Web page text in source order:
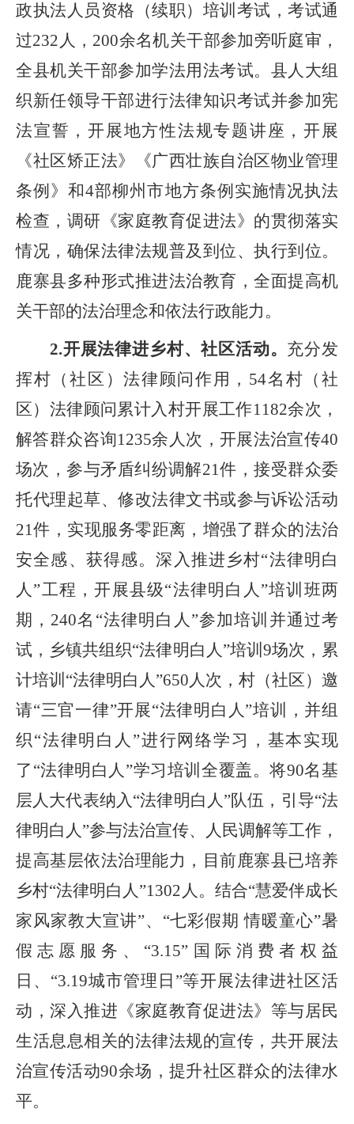
政执法人员资格（续职）培训考试，考试通
过232人，200余名机关干部参加旁听庭审，
全县机关干部参加学法用法考试。 县人大组
织新任领导干部进行法律知识考试并参加宪
法宣誓 ，开展地方性法规专题讲座，开展
《社区矫正法》《广西壮族自治区物业管理
条例》和4部柳州市地方条例实施情况执法
检查，调研 《家庭教育促进法》的贯彻落实
情况，确保法律法规普及到位、执行到位。
鹿寨县多种形式推进法治教育，全面提高机
关干部的法治理念和依法行政能力。
2.开展法律进乡村、社区活动。 充分发
挥村（社区）法律顾问作用， 54名村（社
区）法律顾问累计入村开展工作1182余次，
解答群众咨询1235余人次，开展法治宣传40
场次，参与矛盾纠纷调解21件，接受群众委
托代理起草、修改法律文书或参与诉讼活动
21件，实现服务零距离，增强了群众的法治
安全感、获得感。深入推进乡村“法律明白
人”工程，开展县级“法律明白人”培训班两
期，240名“法律明白人”参加培训并通过考
试，乡镇共组织“法律明白人”培训9场次，累
计培训“法律明白人”650人次，村（社区）邀
请“三官一律”开展“法律明白人”培训，并组
织“法律明白人”进行网络学习，基本实现
了“法律明白人”学习培训全覆盖。将90名基
层人大代表纳入“法律明白人”队伍，引导“法
律明白人”参与法治宣传、人民调解等工作，
提高基层依法治理能力，目前鹿寨县已培养
乡村“法律明白人”1302人。结合“慧爱伴成长
家风家教大宣讲”、“七彩假期 情暖童心”暑
假志愿服务、 “3.15”国际消费者权益
日、“3.19城市管理日”等开展法律进社区活
动，深入推进《家庭教育促进法》等与居民
生活息息相关的法律法规的宣传，共开展法
治宣传活动90余场，提升社区群众的法律水
平。